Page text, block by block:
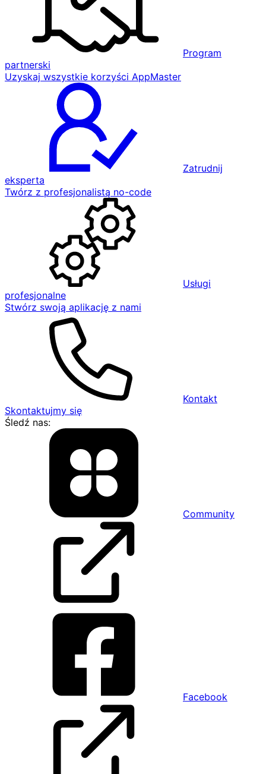
Program
partnerski
Uzyskaj wszystkie korzyści AppMaster
Zatrudnij
eksperta
Twórz z profesjonalistą no-code
Usługi
profesjonalne
Stwórz swoją aplikację z nami
Kontakt
Skontaktujmy się
Śledź nas:
Community
Facebook